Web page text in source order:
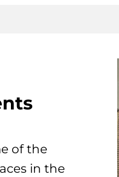
of the
in the